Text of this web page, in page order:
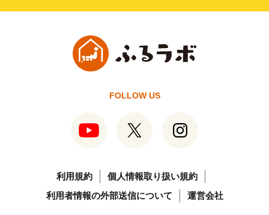
FOLLOW US
利用規約
個人情報取り扱い規約
利用者情報の外部送信について
運営会社